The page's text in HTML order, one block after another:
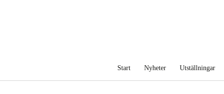
Start Nyheter Utställningar